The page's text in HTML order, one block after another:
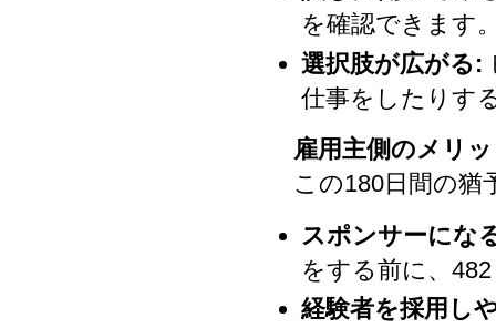
を確認できます
選択肢が広がる:
仕事をしたりす
雇用主側のメリ
この180日間の猶
スポンサーにな
をする前に、
経験者を採用し